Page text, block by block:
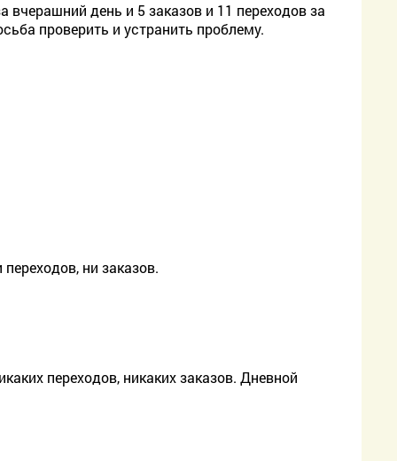
вчерашний день и 5 заказов и 11 переходов за
проверить и устранить проблему.
ни заказов.
переходов, никаких заказов. Дневной